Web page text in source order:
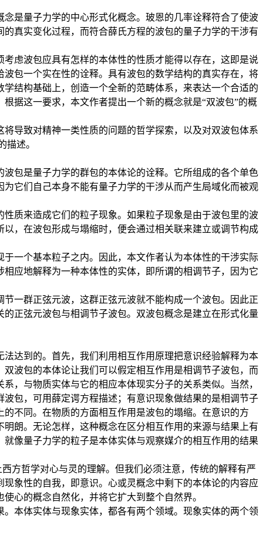
是量子力学的中心形式化概念。玻恩的几率诠释符合了使波
真实变化过程，而符合薛氏方程的波包的量子力学的干涉有
虑波包应具有怎样的本体性的性质才能得以存在，这即是说
包一个实在性的诠释。具有波包的数学结构的真实存在，将
结构基础上，创造一个全新的范畴体系，来表达一个合适的
据这一要求，本文作者提出一个新的概念就是“双波包”的概
导致对精神一类性质的问题的哲学探索，以及对双波包体系
描述。
包是量子力学的群包的本体论的诠释。它所组成的各个单色
它们自己本身不能有量子力学的干涉从而产生局域化而被观
质来造成它们的粒子现象。如果粒子现象是由于波包里的波
，在波包形成与塌缩时，便会通过相关联来建立或调节构成
一个基本粒子之内。因此，本文作者认为本体性的干涉实际
应地解释为一种本体性的实体，即所谓的相调节子，因为它
一群正弦元波，这群正弦元波就不能构成一个波包。因此正
正弦元波包与相调节子波包。双波包概念是建立在形式化量
达到的。首先，我们利用相互作用原理把意识经验解释为本
波包的本体论让我们可以假定相互作用是相调节子波包，而
，与物质实体与它的相应本体现实分子的关系类似。当然，
包，可用薛定谔方程描述；有意识现象做结果的是相调节子
不同。在物质的方面相互作用是波包的塌缩。在意识的方
朗。无论怎样，这种概念在区分相互作用的来源与结果上有
像量子力学的粒子是本体实体与观察媒介的相互作用的结果
方哲学对心与灵的理解。但我们必须注意，传统的解释有严
象性的自我，即意识。心或灵概念中剩下的本体论的内容应
心的概念自然化，并将它扩大到整个自然界。
本体实体与现象实体，都各有两个领域。现象实体的两个领